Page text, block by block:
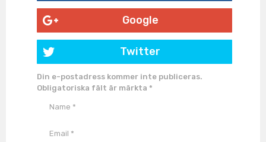
Google
Twitter
Din e-postadress kommer inte publiceras.
Obligatoriska fält är märkta *